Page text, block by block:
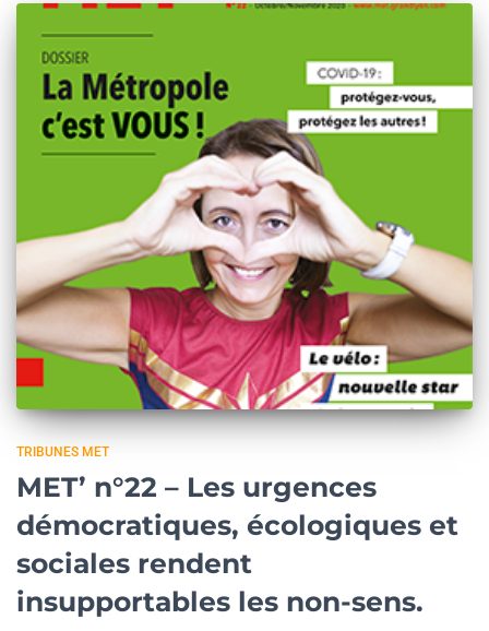
TRIBUNES MET
MET’ n°22 – Les urgences
démocratiques, écologiques et
sociales rendent
insupportables les non-sens.